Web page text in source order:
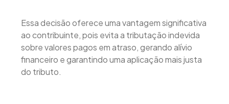
Essa decisão oferece uma vantagem significativa
ao contribuinte, pois evita a tributação indevida
sobre valores pagos em atraso, gerando alívio
financeiro e garantindo uma aplicação mais justa
do tributo.